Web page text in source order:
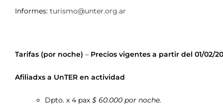
Informes: turismo@unter.org.ar
Tarifas (por noche) – Precios vigentes a partir del 01/02/
Afiliadxs a UnTER en actividad
Dpto. x 4 pax $ 60.000 por noche.